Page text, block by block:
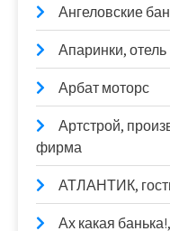
Ангеловские
Апаринки, отель
Арбат моторс
Артстрой,
фирма
АТЛАНТИК,
Ах какая